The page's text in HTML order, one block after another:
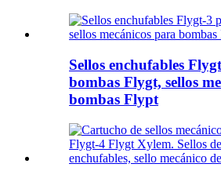
Sellos enchufables
bombas Flygt, sellos
bombas Flypt